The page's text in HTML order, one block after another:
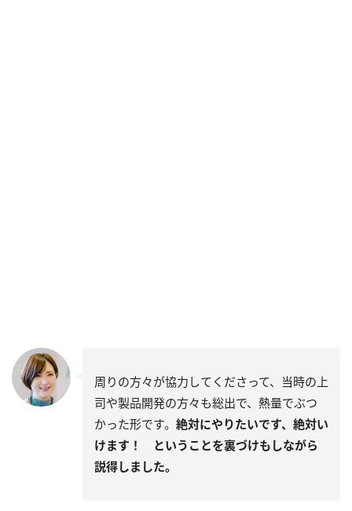
周りの方々が協力してくださって、当時の上
司や製品開発の方々も総出で、熱量でぶつ
かった形です。 絶対にやりたいです、絶対い
けます！ ということを裏づけもしながら
説得しました。